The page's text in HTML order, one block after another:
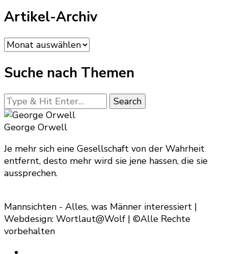
Artikel-Archiv
Artikel-
Archiv
Suche nach Themen
Looking
for
Something?
George Orwell
Je mehr sich eine Gesellschaft von der Wahrheit
entfernt, desto mehr wird sie jene hassen, die sie
aussprechen.
Mannsichten - Alles, was Männer interessiert |
Webdesign: Wortlaut@Wolf | ©Alle Rechte
vorbehalten